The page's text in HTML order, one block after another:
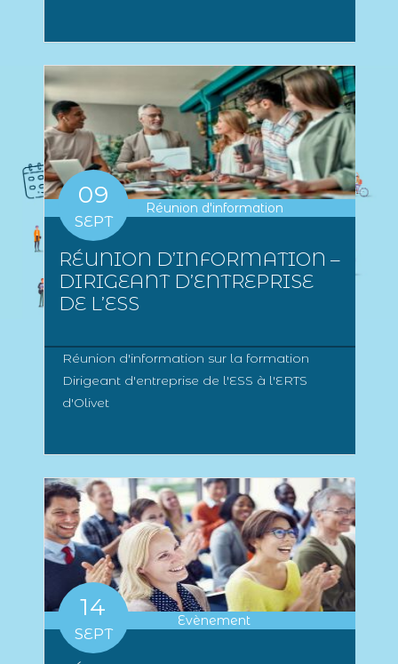
09
SEPT
Réunion d'information
RÉUNION D’INFORMATION –
DIRIGEANT D’ENTREPRISE
DE L’ESS
Réunion d'information sur la formation
Dirigeant d'entreprise de l'ESS à l'ERTS
d'Olivet
14
SEPT
Evènement